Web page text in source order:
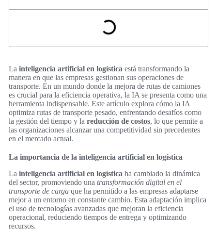
La inteligencia artificial en logística está transformando la
manera en que las empresas gestionan sus operaciones de
transporte. En un mundo donde la mejora de rutas de camiones
es crucial para la eficiencia operativa, la IA se presenta como una
herramienta indispensable. Este artículo explora cómo la IA
optimiza rutas de transporte pesado, enfrentando desafíos como
la gestión del tiempo y la reducción de costos, lo que permite a
las organizaciones alcanzar una competitividad sin precedentes
en el mercado actual.
La importancia de la inteligencia artificial en logística
La inteligencia artificial en logística ha cambiado la dinámica
del sector, promoviendo una transformación digital en el
transporte de carga que ha permitido a las empresas adaptarse
mejor a un entorno en constante cambio. Esta adaptación implica
el uso de tecnologías avanzadas que mejoran la eficiencia
operacional, reduciendo tiempos de entrega y optimizando
recursos.